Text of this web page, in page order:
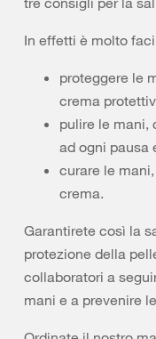
In effetti è molto
proteggere le
crema
pulire le mani,
ad ogni pausa
curare le
crema.
Garantirete così la
protezione della
collaboratori a
mani e a prevenire